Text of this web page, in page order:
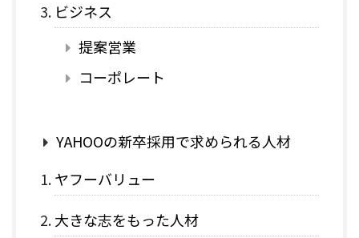
ビジネス
提案営業
コーポレート
YAHOOの新卒採用で求められる人材
ヤフーバリュー
大きな志をもった人材